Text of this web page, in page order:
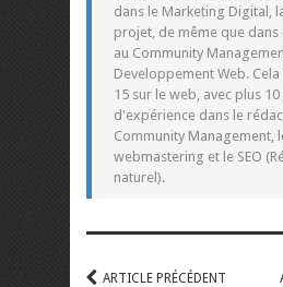
dans le Marketing Digital,
projet, de même que dans
au Community
Developpement Web.
15 sur le web, avec plus 10
d'expérience dans le
Community Management,
webmastering et le SEO
naturel).
ARTICLE PRÉCÉDENT